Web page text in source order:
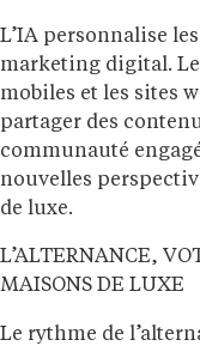
L’IA personnalise
marketing digital.
mobiles et les sites
partager des
communauté
nouvelles
de luxe.
L’ALTERNANCE,
MAISONS DE LUXE
Le rythme de